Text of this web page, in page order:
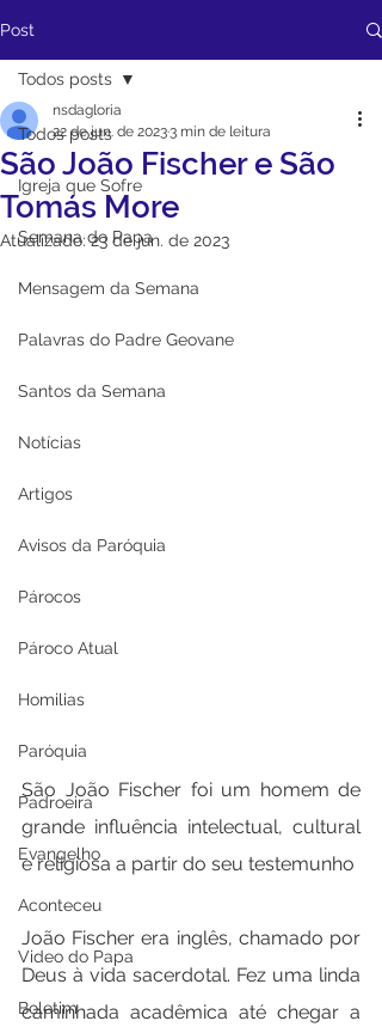
Post
Todos posts
Igreja que Sofre
Semana do Papa
Mensagem da Semana
Palavras do Padre Geovane
Santos da Semana
Notícias
Artigos
Avisos da Paróquia
Párocos
Pároco Atual
Homilias
Paróquia
Padroeira
Evangelho
Aconteceu
Video do Papa
Boletim
Todos posts
São João Fischer e São
Tomás More
nsdagloria
22 de jun. de 20233 min de leitura
Atualizado:23 de jun. de 2023
São João Fischer foi um homem de
grande influência intelectual, cultural
e religiosa a partir do seu testemunho
João Fischer era inglês, chamado por
Deus à vida sacerdotal. Fez uma linda
caminhada acadêmica até chegar a